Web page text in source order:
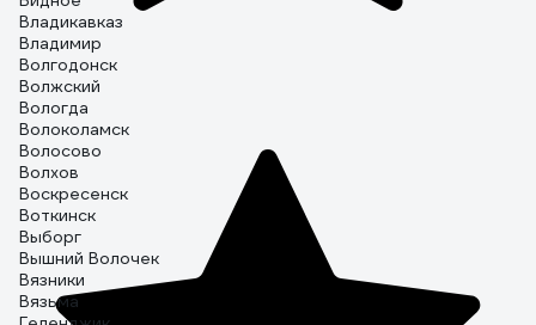
Владикавказ
Владимир
Волгодонск
Волжский
Вологда
Волоколамск
Волосово
Волхов
Воскресенск
Воткинск
Выборг
Вышний Волочек
Вязники
Вязьма